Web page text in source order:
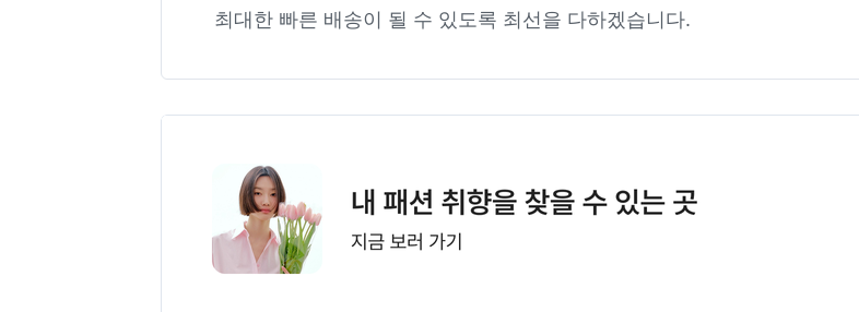
최대한 빠른 배송이 될 수 있도록 최선을 다하겠습니다.